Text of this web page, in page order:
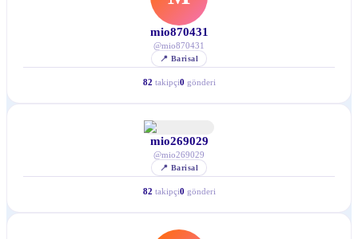
mio870431
@mio870431
📍 Barisal
82 takipçi0 gönderi
mio269029
@mio269029
📍 Barisal
82 takipçi0 gönderi